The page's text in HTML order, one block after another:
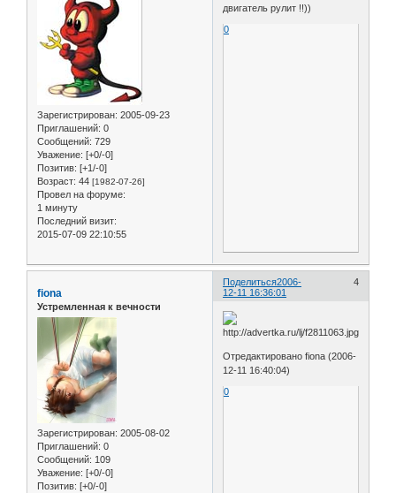
Зарегистрирован: 2005-09-23
Приглашений: 0
Сообщений: 729
Уважение: [+0/-0]
Позитив: [+1/-0]
Возраст: 44 [1982-07-26]
Провел на форуме:
1 минуту
Последний визит:
2015-07-09 22:10:55
двигатель рулит !!))
0
Поделиться 4
2006-
12-11 16:36:01
fiona
Устремленная к вечности
Зарегистрирован: 2005-08-02
Приглашений: 0
Сообщений: 109
Уважение: [+0/-0]
Позитив: [+0/-0]
Отредактировано fiona (2006-
12-11 16:40:04)
0